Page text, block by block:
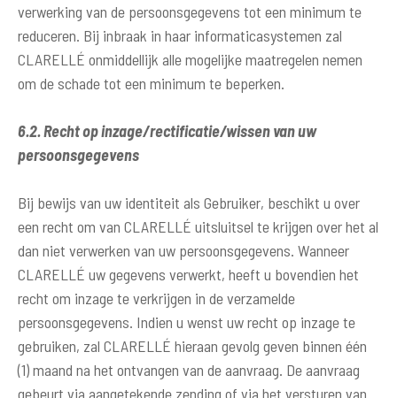
verwerking van de persoonsgegevens tot een minimum te
reduceren. Bij inbraak in haar informaticasystemen zal
CLARELLÉ onmiddellijk alle mogelijke maatregelen nemen
om de schade tot een minimum te beperken.
6.2. Recht op inzage/rectificatie/wissen van uw
persoonsgegevens
Bij bewijs van uw identiteit als Gebruiker, beschikt u over
een recht om van CLARELLÉ uitsluitsel te krijgen over het al
dan niet verwerken van uw persoonsgegevens. Wanneer
CLARELLÉ uw gegevens verwerkt, heeft u bovendien het
recht om inzage te verkrijgen in de verzamelde
persoonsgegevens. Indien u wenst uw recht op inzage te
gebruiken, zal CLARELLÉ hieraan gevolg geven binnen één
(1) maand na het ontvangen van de aanvraag. De aanvraag
gebeurt via aangetekende zending of via het versturen van